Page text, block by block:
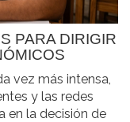
PARA DIRIGIR
vez más intensa,
y las redes
en la decisión de